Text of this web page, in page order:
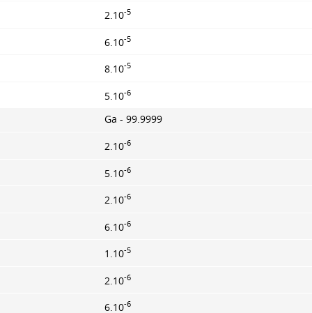
2.10-5
6.10-5
8.10-5
5.10-6
Ga - 99.9999
2.10-6
5.10-6
2.10-6
6.10-6
1.10-5
2.10-6
6.10-6